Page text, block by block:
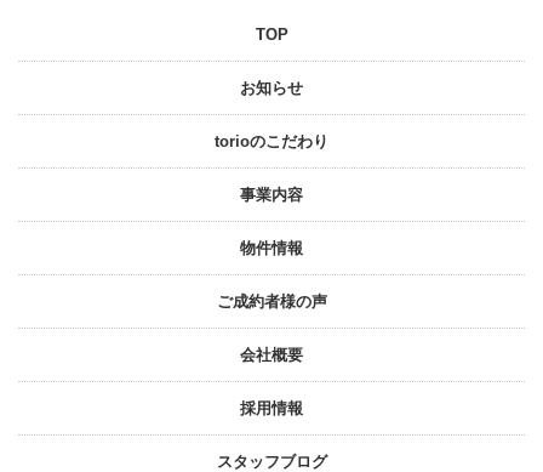
TOP
お知らせ
torioのこだわり
事業内容
物件情報
ご成約者様の声
会社概要
採⽤情報
スタッフブログ